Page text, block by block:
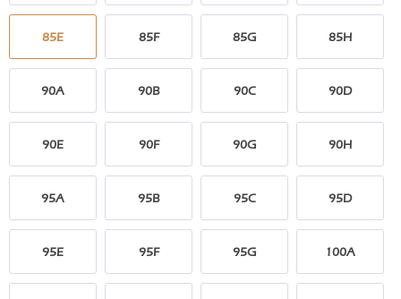
85E 85F 85G 85H
90A 90B 90C 90D
90E 90F 90G 90H
95A 95B 95C 95D
95E 95F 95G 100A